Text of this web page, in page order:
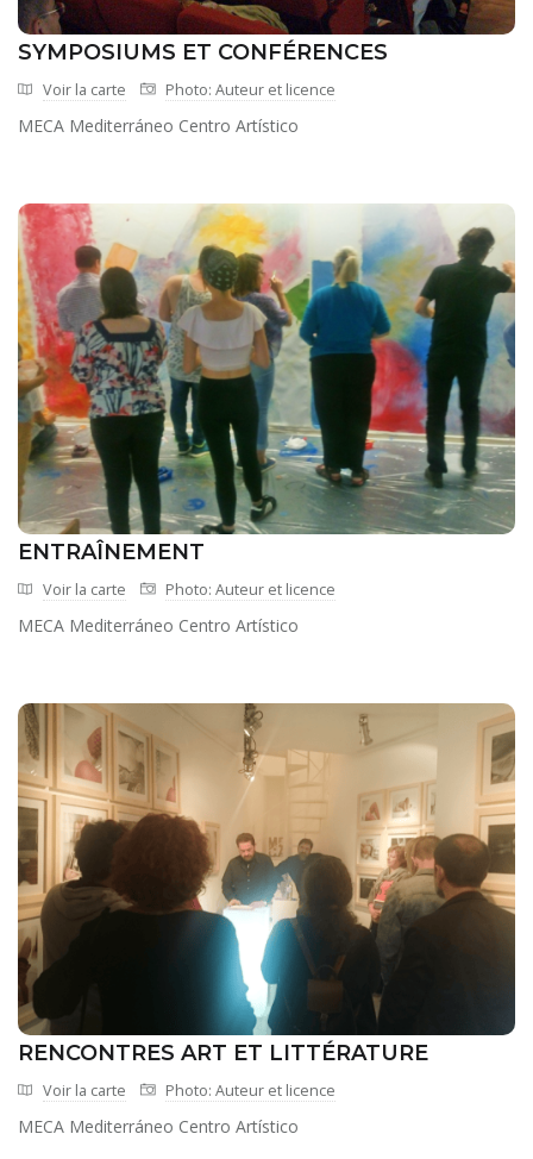
SYMPOSIUMS ET CONFÉRENCES
Voir la carte Photo: Auteur et licence
MECA Mediterráneo Centro Artístico
ENTRAÎNEMENT
Voir la carte Photo: Auteur et licence
MECA Mediterráneo Centro Artístico
RENCONTRES ART ET LITTÉRATURE
Voir la carte Photo: Auteur et licence
MECA Mediterráneo Centro Artístico